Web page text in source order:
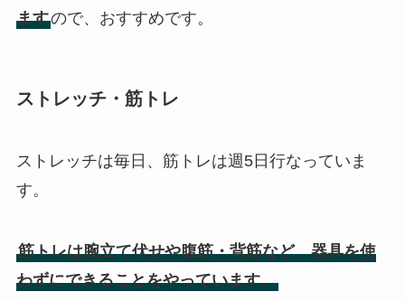
ますので、おすすめです。
ストレッチ・筋トレ
ストレッチは毎日、筋トレは週5日行なっていま
す。
筋トレは腕立て伏せや腹筋・背筋など、器具を使
わずにできることをやっています。